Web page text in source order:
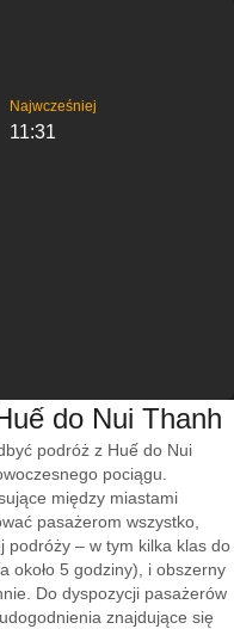
Najwcześniej
11:31
do Nui Thanh
podróż z Huế do Nui
pociągu.
między miastami
pasażerom wszystko,
podróży – w tym kilka klas do
około 5 godziny), i obszerny
Do dyspozycji pasażerów
znajdujące się